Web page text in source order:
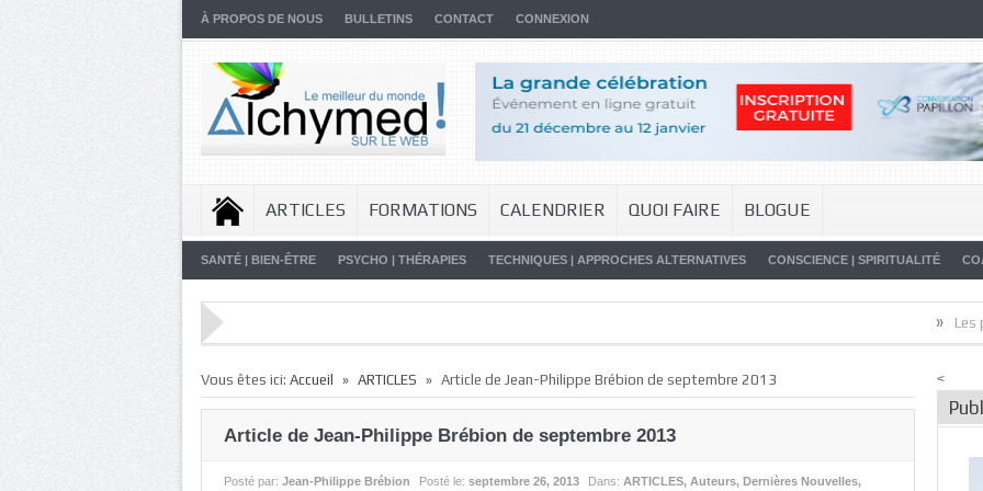
À PROPOS DE NOUS BULLETINS CONTACT CONNEXION
ARTICLES FORMATIONS CALENDRIER QUOI FAIRE BLOGUE
SANTÉ | BIEN-ÊTRE PSYCHO | THÉRAPIES TECHNIQUES | APPROCHES ALTERNATIVES CONSCIENCE | SPIRITUALITÉ
Les
Vous êtes ici: Accueil » ARTICLES » Article de Jean-Philippe Brébion de septembre 2013
Article de Jean-Philippe Brébion de septembre 2013
Posté par: Jean-Philippe Brébion Posté le: septembre 26, 2013 Dans: ARTICLES, Auteurs, Dernières Nouvelles,
<